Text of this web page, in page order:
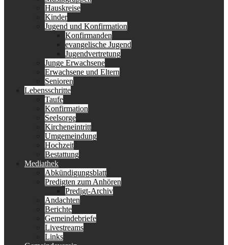
Hauskreise
Kinder
Jugend und Konfirmation
Konfirmanden
evangelische Jugend
Jugendvertretung
Junge Erwachsene
Erwachsene und Eltern
Senioren
Lebensschritte
Taufe
Konfirmation
Seelsorge
Kircheneintritt
Umgemeindung
Hochzeit
Bestattung
Mediathek
Abkündigungsblatt
Predigten zum Anhören
Predigt-Archiv
Andachten
Berichte
Gemeindebriefe
Livestreams
Links